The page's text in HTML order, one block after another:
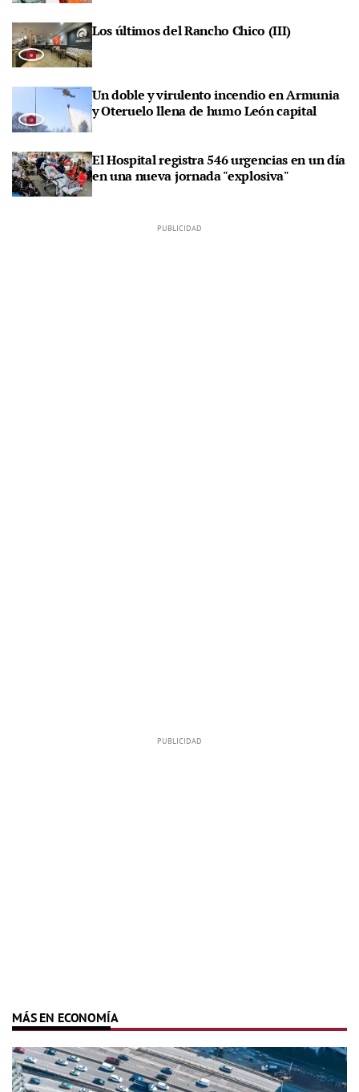
Los últimos del Rancho Chico (III)
Un doble y virulento incendio en Armunia
y Oteruelo llena de humo León capital
El Hospital registra 546 urgencias en un día
en una nueva jornada "explosiva"
MÁS EN ECONOMÍA